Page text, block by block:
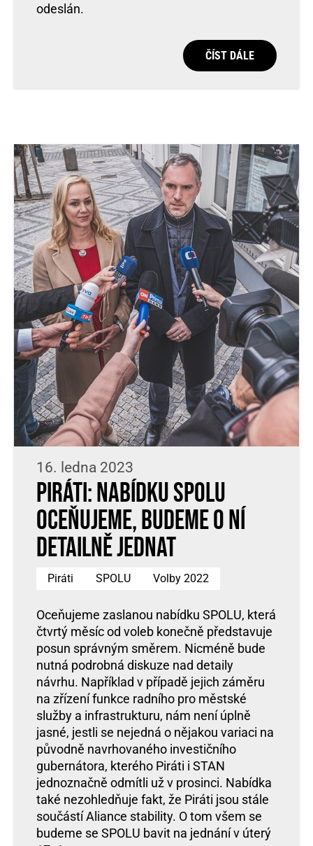
odeslán.
ČÍST DÁLE
16. ledna 2023
Piráti: Nabídku SPOLU
oceňujeme, budeme o ní
detailně jednat
Piráti SPOLU Volby 2022
Oceňujeme zaslanou nabídku SPOLU, která
čtvrtý měsíc od voleb konečně představuje
posun správným směrem. Nicméně bude
nutná podrobná diskuze nad detaily
návrhu. Například v případě jejich záměru
na zřízení funkce radního pro městské
služby a infrastrukturu, nám není úplně
jasné, jestli se nejedná o nějakou variaci na
původně navrhovaného investičního
gubernátora, kterého Piráti i STAN
jednoznačně odmítli už v prosinci. Nabídka
také nezohledňuje fakt, že Piráti jsou stále
součástí Aliance stability. O tom všem se
budeme se SPOLU bavit na jednání v úterý